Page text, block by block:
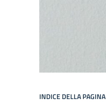
INDICE DELLA PAGINA